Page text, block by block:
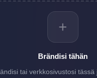
+
Brändisi tähän
tai verkkosivustosi